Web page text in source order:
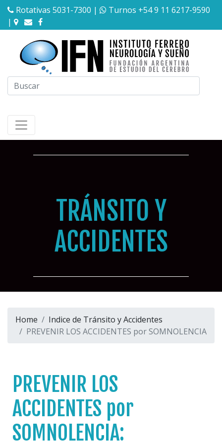
Rotativas 5031-7300 |
Turnos +54 9 11 6217-9590
|
TRÁNSITO Y
ACCIDENTES
Home
Indice de Tránsito y Accidentes
PREVENIR LOS ACCIDENTES por SOMNOLENCIA
PREVENIR LOS
ACCIDENTES por
SOMNOLENCIA: